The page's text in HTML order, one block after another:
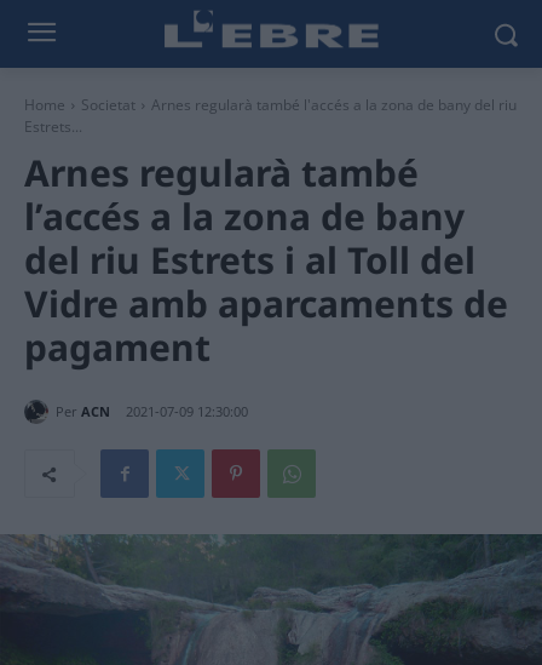
Home Societat
Arnes regularà també l'accés a la zona de bany del riu
Estrets...
Arnes regularà també
l’accés a la zona de bany
del riu Estrets i al Toll del
Vidre amb aparcaments de
pagament
Per ACN 2021-07-09 12:30:00